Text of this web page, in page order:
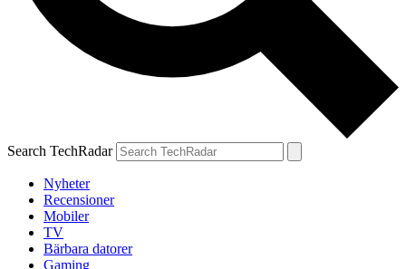
Search TechRadar
Nyheter
Recensioner
Mobiler
TV
Bärbara datorer
Gaming